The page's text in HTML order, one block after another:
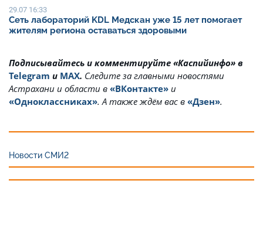
29.07 16:33
Сеть лабораторий KDL Медскан уже 15 лет помогает
жителям региона оставаться здоровыми
Подписывайтесь и комментируйте «Каспийинфо» в
Telegram и MAX. Cледите за главными новостями
Астрахани и области в «ВКонтакте» и
«Одноклассниках». А также ждём вас в «Дзен».
Новости СМИ2